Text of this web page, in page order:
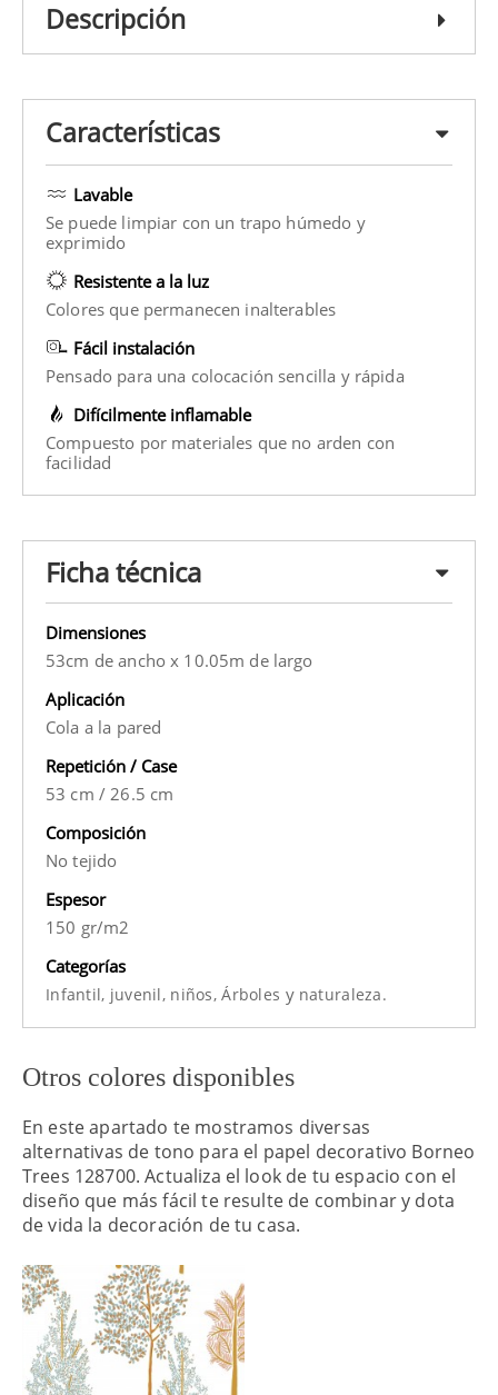
Descripción
Características
Lavable
Se puede limpiar con un trapo húmedo y
exprimido
Resistente a la luz
Colores que permanecen inalterables
Fácil instalación
Pensado para una colocación sencilla y rápida
Difícilmente inflamable
Compuesto por materiales que no arden con
facilidad
Ficha técnica
Dimensiones
53cm de ancho x 10.05m de largo
Aplicación
Cola a la pared
Repetición / Case
53 cm /26.5 cm
Composición
No tejido
Espesor
150 gr/m2
Categorías
Infantil, juvenil, niños,Árboles y naturaleza.
Otros colores disponibles
En este apartado te mostramos diversas
alternativas de tono para el papel decorativo Borneo
Trees 128700. Actualiza el look de tu espacio con el
diseño que más fácil te resulte de combinar y dota
de vida la decoración de tu casa.